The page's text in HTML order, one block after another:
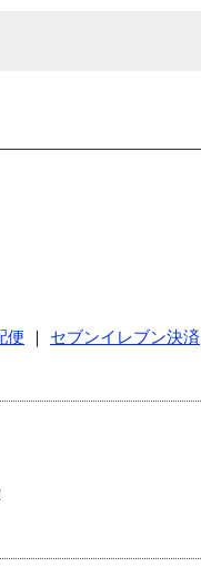
便
セブンイレブン決済